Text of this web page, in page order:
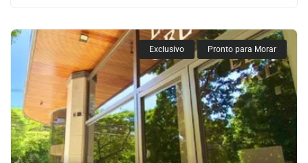
Exclusivo Pronto para Morar